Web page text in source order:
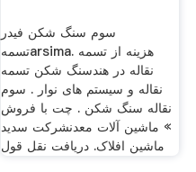
سوم سنگ شکن فیدر
تسمهarsima. هزینه از تسمه
نقاله در هندسنگ شکن تسمه
نقاله و سیستم های نوار . سوم
نقاله سنگ شکن . چت با فروش
» ماشین آلات معدنشرکت سدید
ماشین افلاک. دریافت نقل قول